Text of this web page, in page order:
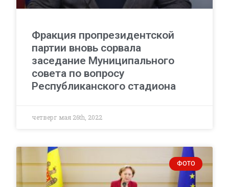
Фракция пропрезидентской
партии вновь сорвала
заседание Муниципального
совета по вопросу
Республиканского стадиона
четверг мая 26th, 2022
ФОТО